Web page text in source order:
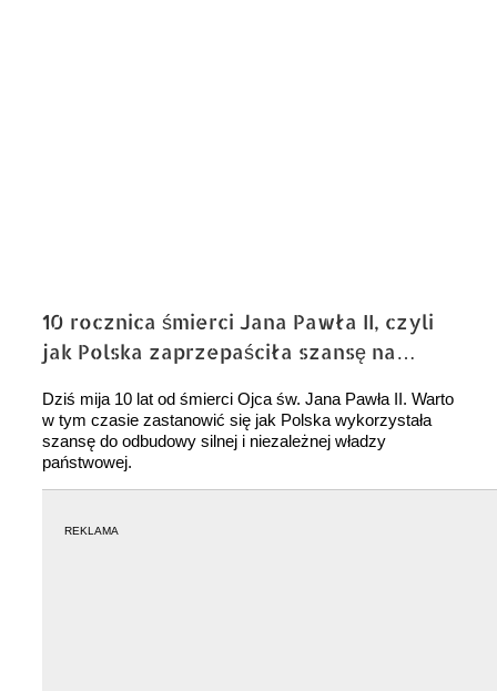
10 rocznica śmierci Jana Pawła II, czyli
jak Polska zaprzepaściła szansę na…
Dziś mija 10 lat od śmierci Ojca św. Jana Pawła II. Warto
w tym czasie zastanowić się jak Polska wykorzystała
szansę do odbudowy silnej i niezależnej władzy
państwowej.
REKLAMA